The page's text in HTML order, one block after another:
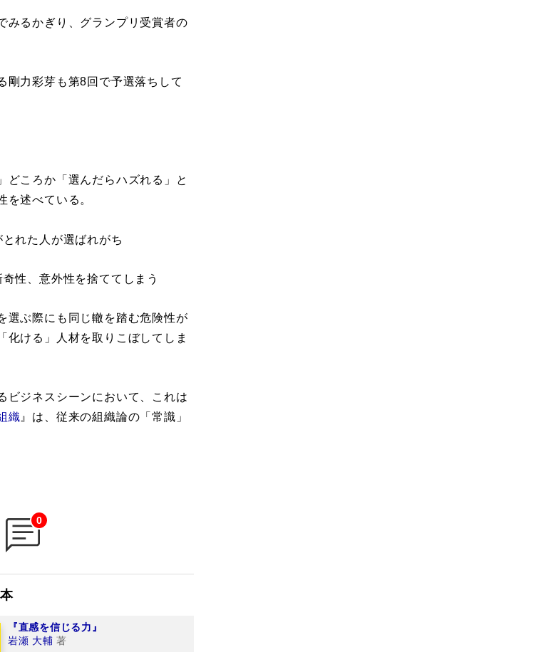
るかぎり、グランプリ受賞者の
力彩芽も第8回で予選落ちして
ころか「選んだらハズれる」と
を述べている。
れた人が選ばれがち
性、意外性を捨ててしまう
ぶ際にも同じ轍を踏む危険性が
化ける」人材を取りこぼしてしま
ジネスシーンにおいて、これは
織 』は、従来の組織論の「常識」
0
『直感を信じる力』
岩瀬 大輔 著